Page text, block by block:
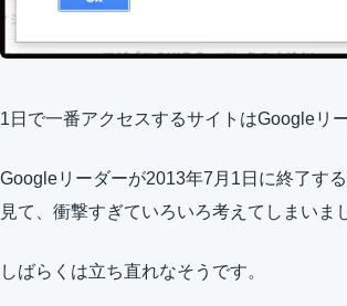
1日で一番アクセスするサイトはGoogleリ
Googleリーダーが2013年7月1日に終了す
見て、衝撃すぎていろいろ考えてしまいま
しばらくは立ち直れなそうです。